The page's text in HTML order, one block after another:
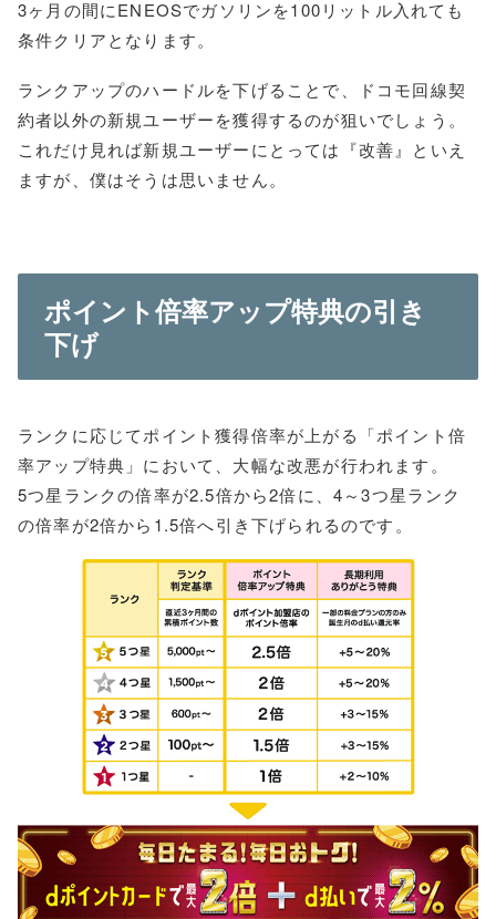
3ヶ月の間にENEOSでガソリンを100リットル入れても
条件クリアとなります。
ランクアップのハードルを下げることで、ドコモ回線契
約者以外の新規ユーザーを獲得するのが狙いでしょう。
これだけ見れば新規ユーザーにとっては『改善』といえ
ますが、僕はそうは思いません。
ポイント倍率アップ特典の引き
下げ
ランクに応じてポイント獲得倍率が上がる「ポイント倍
率アップ特典」において、大幅な改悪が行われます。
5つ星ランクの倍率が2.5倍から2倍に、4～3つ星ランク
の倍率が2倍から1.5倍へ引き下げられるのです。